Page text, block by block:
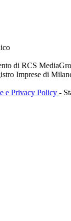
di RCS
Imprese di
e Privacy Policy -